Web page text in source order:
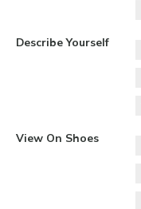
Describe Yourself
View On Shoes